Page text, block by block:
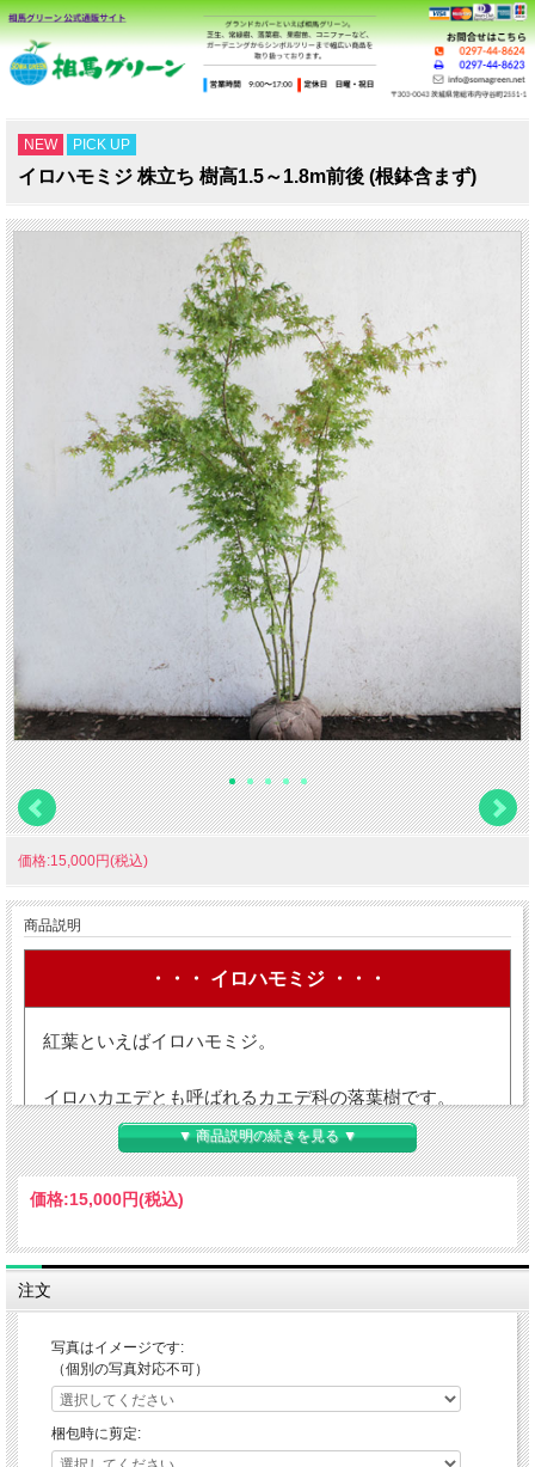
NEW PICK UP
イロハモミジ 株立ち 樹高1.5～1.8m前後 (根鉢含まず)
価格:15,000円(税込)
商品説明
・・・ イロハモミジ ・・・
紅葉といえばイロハモミジ。
イロハカエデとも呼ばれるカエデ科の落葉樹です。
葉の切れ込みを「いろはに…」と数えたことが名前の由
来とされています。
の樹木です。
▼ 商品説明の続きを見る ▼
価格:15,000円(税込)
注文
写真はイメージです:
（個別の写真対応不可）
梱包時に剪定: